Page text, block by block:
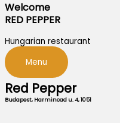
Welcome
RED PEPPER
Hungarian restaurant
Menu
Red Pepper
Budapest, Harmincad u. 4, 1051